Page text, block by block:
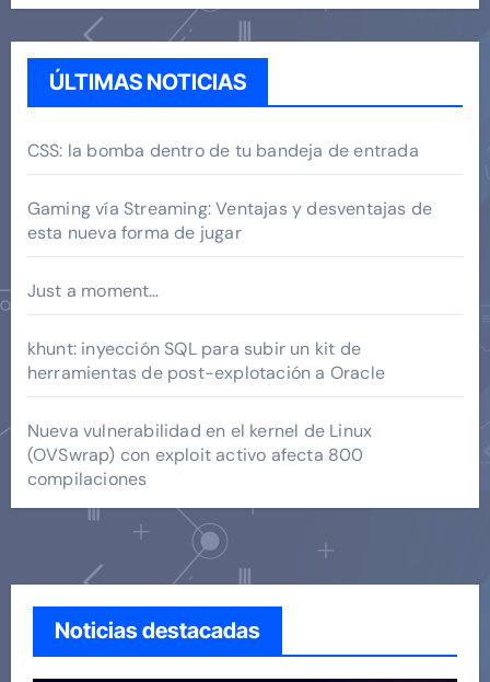
ÚLTIMAS NOTICIAS
CSS: la bomba dentro de tu bandeja de entrada
Gaming vía Streaming: Ventajas y desventajas de
esta nueva forma de jugar
Just a moment…
khunt: inyección SQL para subir un kit de
herramientas de post-explotación a Oracle
Nueva vulnerabilidad en el kernel de Linux
(OVSwrap) con exploit activo afecta 800
compilaciones
Noticias destacadas